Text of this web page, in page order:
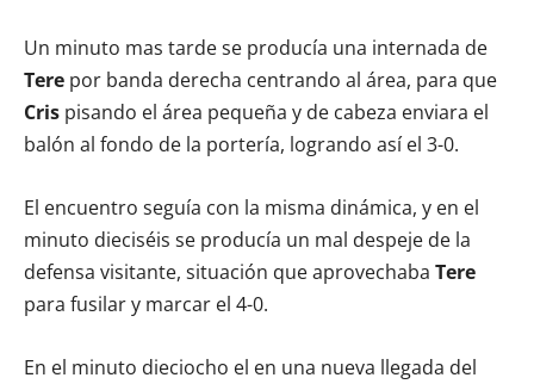
Un minuto mas tarde se producía una internada de
Tere por banda derecha centrando al área, para que
Cris pisando el área pequeña y de cabeza enviara el
balón al fondo de la portería, logrando así el 3-0.
El encuentro seguía con la misma dinámica, y en el
minuto dieciséis se producía un mal despeje de la
defensa visitante, situación que aprovechaba Tere
para fusilar y marcar el 4-0.
En el minuto dieciocho el en una nueva llegada del